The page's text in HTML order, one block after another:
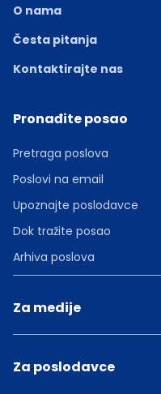
O nama
Česta pitanja
Kontaktirajte nas
Pronađite posao
Pretraga poslova
Poslovi na email
Upoznajte poslodavce
Dok tražite posao
Arhiva poslova
Za medije
Za poslodavce